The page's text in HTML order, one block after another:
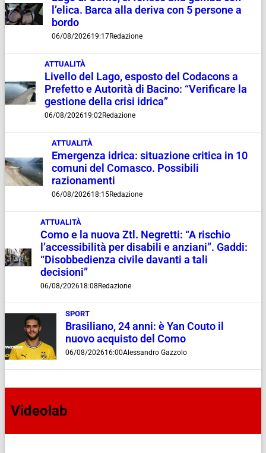
l’elica. Barca alla deriva con 5 persone a
bordo
06/08/202619:17Redazione
ATTUALITÀ
Livello del Lago, esposto del Codacons a
Prefetto e Autorità di Bacino: “Verificare la
gestione della crisi idrica”
06/08/202619:02Redazione
ATTUALITÀ
Emergenza idrica: situazione critica in 10
comuni del Comasco. Possibili
razionamenti
06/08/202618:15Redazione
ATTUALITÀ
Como e la nuova Ztl. Negretti: “A rischio
l’accessibilità per disabili e anziani”. Gaddi:
“Disobbedienza civile davanti a tali
decisioni”
06/08/202618:08 Redazione
SPORT
Brasiliano, 24 anni: è Yan Couto il
nuovo acquisto del Como
06/08/202616:00Alessandro Gazzolo
Videolab